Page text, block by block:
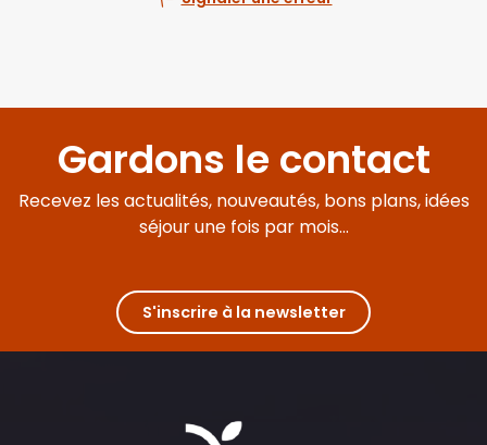
Gardons le contact
Recevez les actualités, nouveautés, bons plans, idées
séjour une fois par mois...
S'inscrire à la newsletter